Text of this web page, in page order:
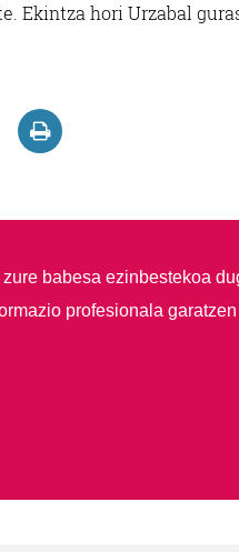
Ekintza hori Urzabal
zure babesa ezinbestekoa
profesionala garatzen